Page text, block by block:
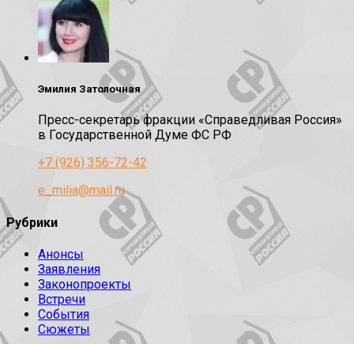
Эмилия Затолочная
Пресс-секретарь фракции «Справедливая Россия»
в Государственной Думе ФС РФ
+7 (926) 356-72-42
e_milia@mail.ru
Рубрики
Анонсы
Заявления
Законопроекты
Встречи
События
Сюжеты